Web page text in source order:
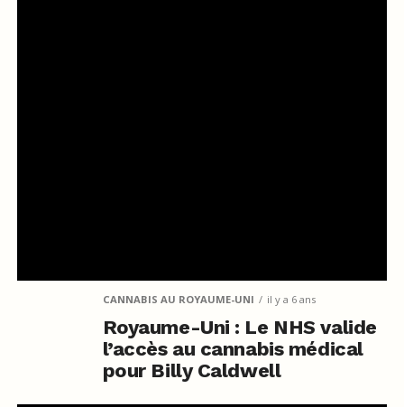
CANNABIS AU ROYAUME-UNI il y a 6 ans
Royaume-Uni : Le NHS valide
l’accès au cannabis médical
pour Billy Caldwell